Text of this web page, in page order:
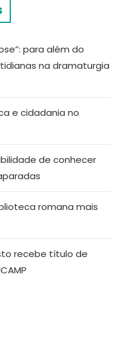
para além do
na dramaturgia
e cidadania no
de conhecer
romana mais
recebe título de